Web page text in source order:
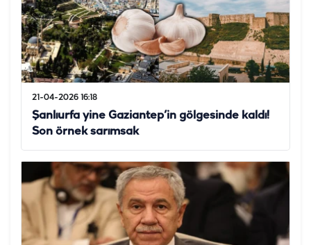
21-04-2026 16:18
Şanlıurfa yine Gaziantep’in gölgesinde kaldı!
Son örnek sarımsak